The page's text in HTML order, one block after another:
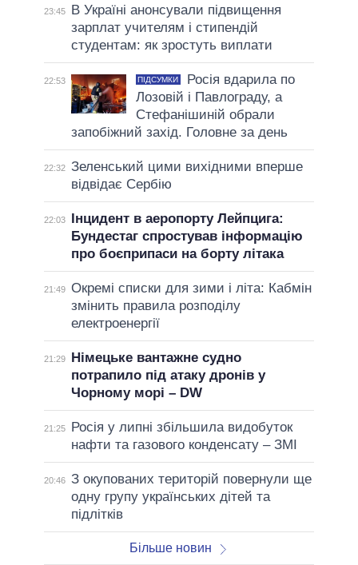
23:45
В Україні анонсували підвищення
зарплат учителям і стипендій
студентам: як зростуть виплати
22:53 ПІДСУМКИ
Росія вдарила по
Лозовій і Павлограду, а
Стефанішиній обрали
запобіжний захід. Головне за день
22:32 Зеленський цими вихідними вперше
відвідає Сербію
22:03
Інцидент в аеропорту Лейпцига:
Бундестаг спростував інформацію
про боєприпаси на борту літака
21:49 Окремі списки для зими і літа: Кабмін
змінить правила розподілу
електроенергії
21:29
Німецьке вантажне судно
потрапило під атаку дронів у
Чорному морі – DW
21:25
Росія у липні збільшила видобуток
нафти та газового конденсату – ЗМІ
20:46 З окупованих територій повернули ще
одну групу українських дітей та
підлітків
Більше новин